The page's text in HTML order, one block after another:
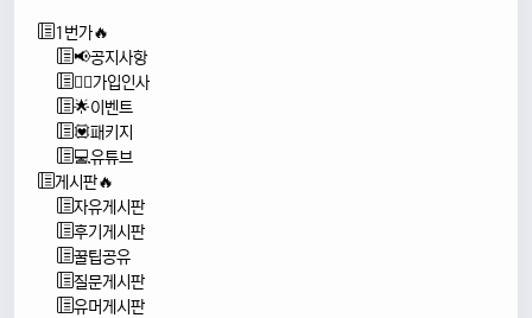
1번가🔥
📢공지사항
🙇‍♂️가입인사
🌟이벤트
💟패키지
💻유튜브
게시판🔥
자유게시판
후기게시판
꿀팁공유
질문게시판
유머게시판